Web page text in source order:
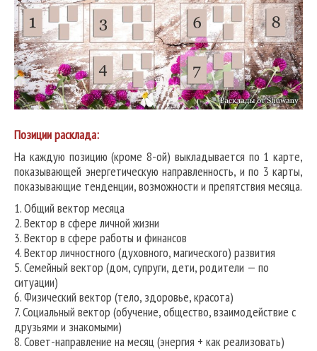
Позиции расклада:
На каждую позицию (кроме 8-ой) выкладывается по 1 карте,
показывающей энергетическую направленность, и по 3 карты,
показывающие тенденции, возможности и препятствия месяца.
1. Общий вектор месяца
2. Вектор в сфере личной жизни
3. Вектор в сфере работы и финансов
4. Вектор личностного (духовного, магического) развития
5. Семейный вектор (дом, супруги, дети, родители — по
ситуации)
6. Физический вектор (тело, здоровье, красота)
7. Социальный вектор (обучение, общество, взаимодействие с
друзьями и знакомыми)
8. Совет-направление на месяц (энергия + как реализовать)